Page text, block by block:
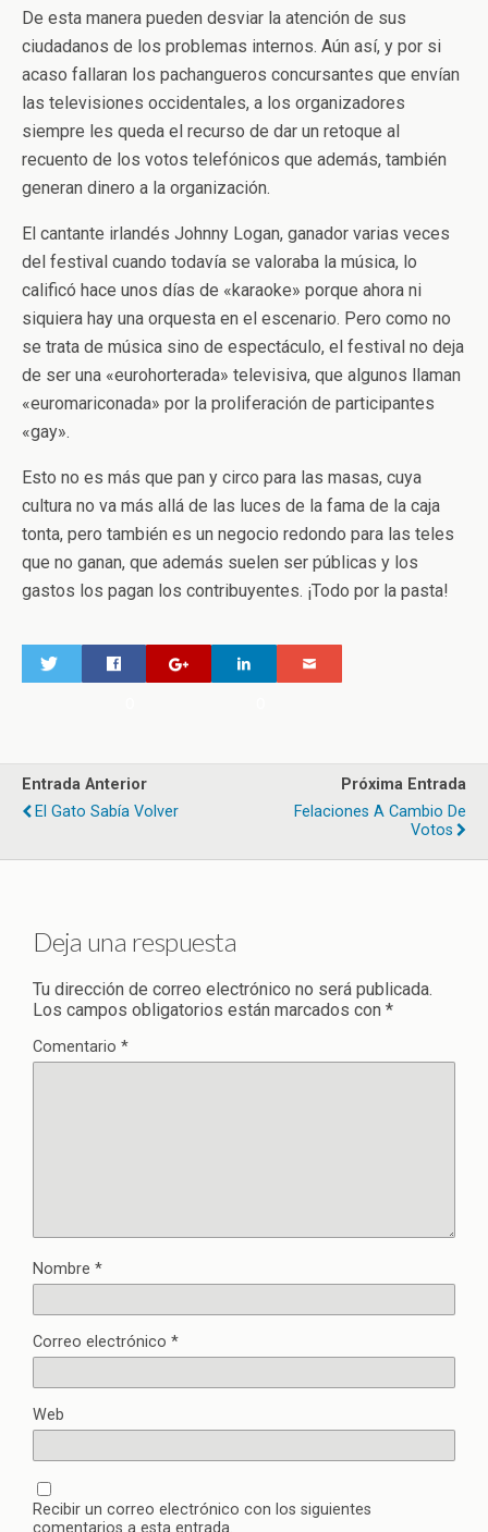
De esta manera pueden desviar la atención de sus
ciudadanos de los problemas internos. Aún así, y por si
acaso fallaran los pachangueros concursantes que envían
las televisiones occidentales, a los organizadores
siempre les queda el recurso de dar un retoque al
recuento de los votos telefónicos que además, también
generan dinero a la organización.
El cantante irlandés Johnny Logan, ganador varias veces
del festival cuando todavía se valoraba la música, lo
calificó hace unos días de «karaoke» porque ahora ni
siquiera hay una orquesta en el escenario. Pero como no
se trata de música sino de espectáculo, el festival no deja
de ser una «eurohorterada» televisiva, que algunos llaman
«euromariconada» por la proliferación de participantes
«gay».
Esto no es más que pan y circo para las masas, cuya
cultura no va más allá de las luces de la fama de la caja
tonta, pero también es un negocio redondo para las teles
que no ganan, que además suelen ser públicas y los
gastos los pagan los contribuyentes. ¡Todo por la pasta!
Entrada Anterior
El Gato Sabía Volver
Próxima Entrada
Felaciones A Cambio De
Votos
Deja una respuesta
Tu dirección de correo electrónico no será publicada.
Los campos obligatorios están marcados con *
Comentario *
Nombre *
Correo electrónico *
Web
Recibir un correo electrónico con los siguientes
comentarios a esta entrada.